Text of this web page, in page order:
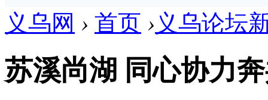
义乌网 › 首页 › 义乌论坛
苏溪尚湖 同心协力